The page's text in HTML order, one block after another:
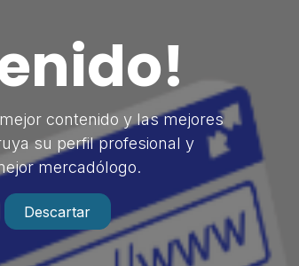
contenido y las mejores
su perfil profesional y
mercadólogo.
Descartar